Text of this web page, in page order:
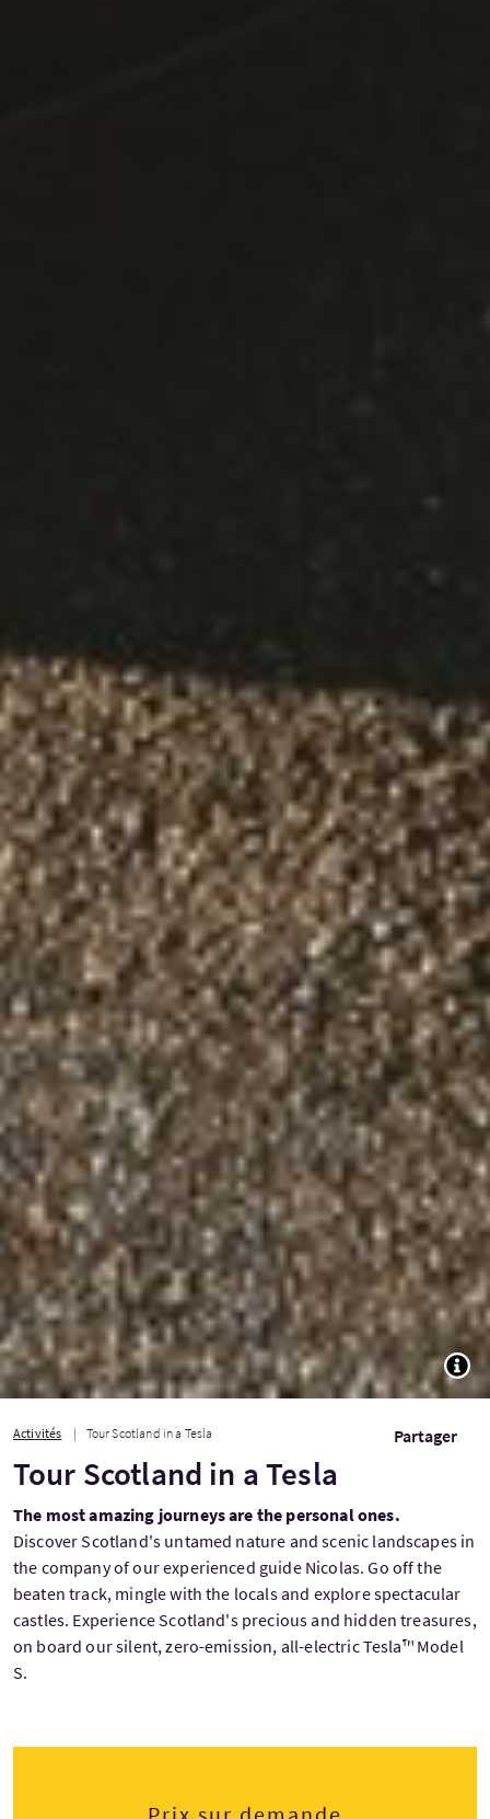
Activités Tour Scotland in a Tesla Partager
Tour Scotland in a Tesla
The most amazing journeys are the personal ones.
Discover Scotland's untamed nature and scenic landscapes in
the company of our experienced guide Nicolas. Go off the
beaten track, mingle with the locals and explore spectacular
castles. Experience Scotland's precious and hidden treasures,
on board our silent, zero-emission, all-electric Tesla™ Model
S.
Prix sur demande